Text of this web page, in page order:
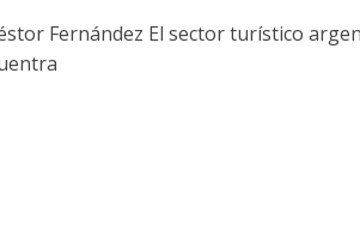
Fernández El sector turístico